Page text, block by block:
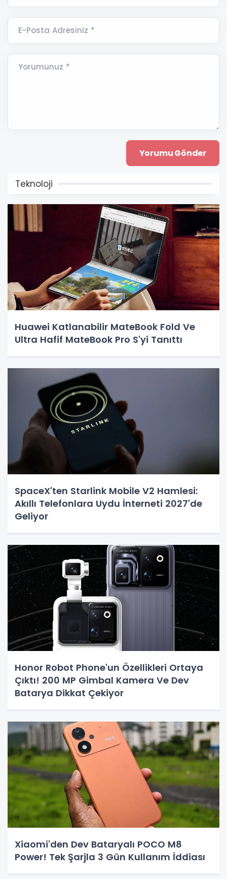
E-Posta Adresiniz *
Yorumunuz *
Teknoloji
Huawei Katlanabilir MateBook Fold Ve
Ultra Hafif MateBook Pro S'yi Tanıttı
SpaceX'ten Starlink Mobile V2 Hamlesi:
Akıllı Telefonlara Uydu İnterneti 2027'de
Geliyor
Honor Robot Phone'un Özellikleri Ortaya
Çıktı! 200 MP Gimbal Kamera Ve Dev
Batarya Dikkat Çekiyor
Xiaomi'den Dev Bataryalı POCO M8
Power! Tek Şarjla 3 Gün Kullanım İddiası